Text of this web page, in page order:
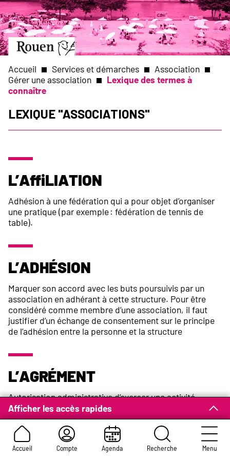
Aller
au
contenu
principal
Aller
à
page
d’accueil
Slide
1
of
1
Accueil Compte Agenda Recherche Menu
d'Ariane
Accueil Services et démarches
Association
Gérer une association
Lexique des termes à
connaître
Lexique "Associations"
Afficher les accès rapides
L’affiliation
Adhésion à une fédération qui a pour objet d’organiser
une pratique (par exemple : fédération de tennis de
table).
L’adhésion
Marquer son accord avec les buts poursuivis par un
association en adhérant à cette structure. Pour être
considéré comme membre d’une association, il faut
justifier d’un échange de consentement sur le principe
de l’adhésion entre la personne et la structure
L’agrément
Autorisation administrative d’exercer une activité.
Les aides en nature